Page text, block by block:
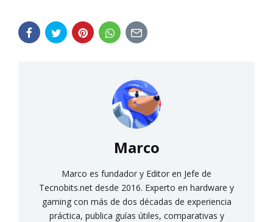
Marco
Marco es fundador y Editor en Jefe de
Tecnobits.net desde 2016. Experto en hardware y
gaming con más de dos décadas de experiencia
práctica, publica guías útiles, comparativas y